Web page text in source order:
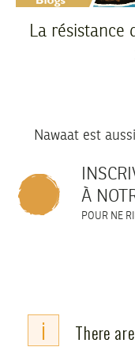
La résistance
Nawaat est
À
POUR NE
i There